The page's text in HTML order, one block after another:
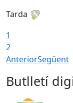
Tarda
1
2
AnteriorSegüent
Butlletí